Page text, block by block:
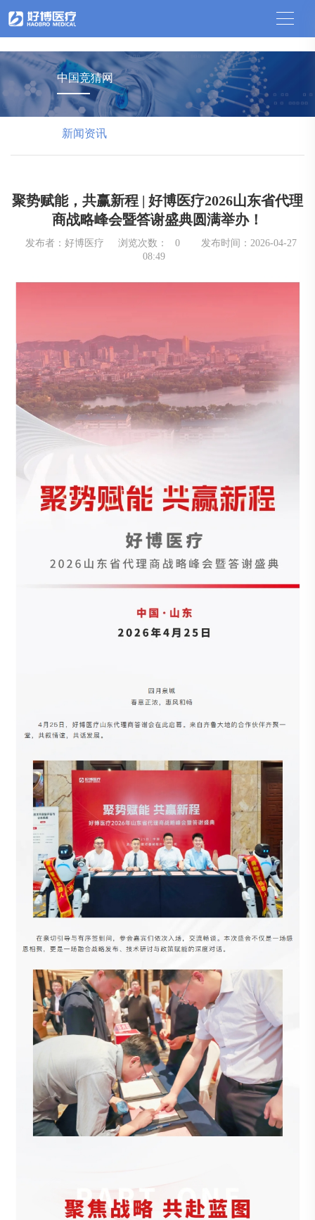
中国竞猜网
新闻资讯
聚势赋能，共赢新程 | 好博医疗2026山东省代理
商战略峰会暨答谢盛典圆满举办！
发布者：好博医疗 浏览次数： 0
发布时间：2026-04-27
08:49